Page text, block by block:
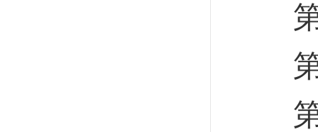
第
第
第